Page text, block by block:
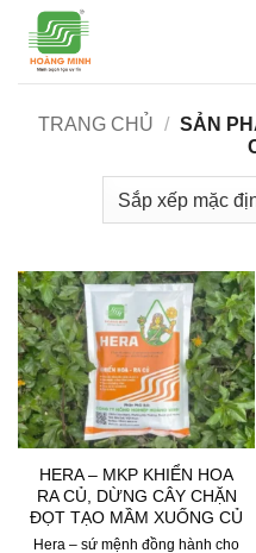
qua
TRANG CHỦ / SẢN
HERA – MKP KHIỂN HOA
RA CỦ, DỪNG CÂY CHẶN
ĐỌT TẠO MẦM XUỐNG CỦ
Hera – sứ mệnh đồng hành cho